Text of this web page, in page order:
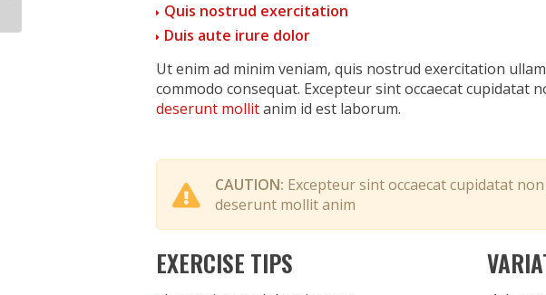
Quis nostrud exercitation
Duis aute irure dolor
Ut enim ad minim veniam, quis nostrud exercitation
commodo consequat. Excepteur sint occaecat cupidatat
deserunt mollitanim id est laborum.
CAUTION: Excepteur sint occaecat cupidatat
deserunt mollit anim
EXERCISE TIPS